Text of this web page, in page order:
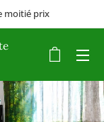
moitié prix